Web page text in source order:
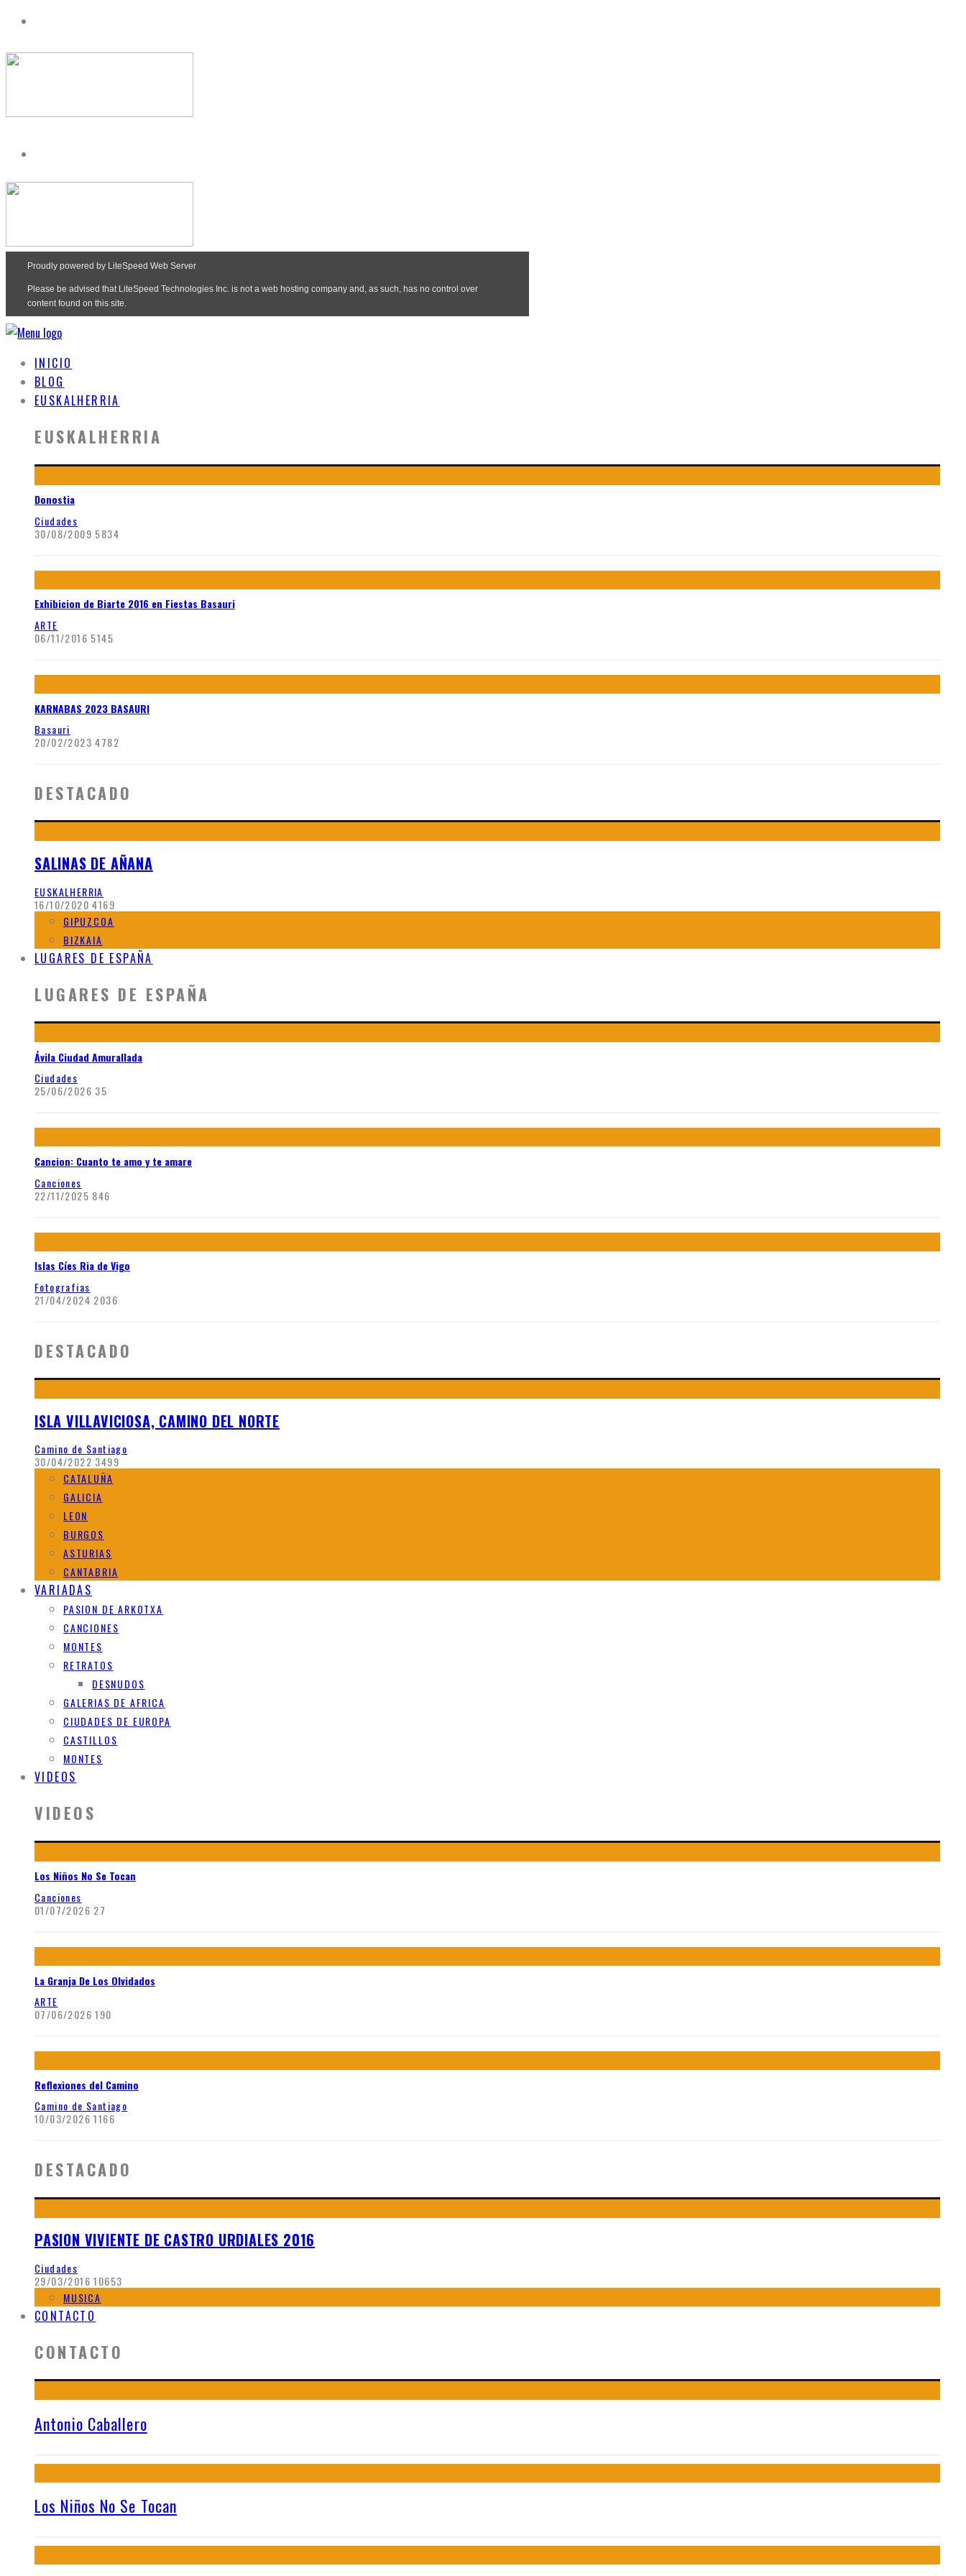
INICIO
BLOG
EUSKALHERRIA
EUSKALHERRIA
Donostia
Ciudades
30/08/2009 5834
Exhibicion de Biarte 2016 en Fiestas Basauri
ARTE
06/11/2016 5145
KARNABAS 2023 BASAURI
Basauri
20/02/2023 4782
DESTACADO
SALINAS DE AÑANA
EUSKALHERRIA
16/10/2020 4169
GIPUZCOA
BIZKAIA
LUGARES DE ESPAÑA
LUGARES DE ESPAÑA
Ávila Ciudad Amurallada
Ciudades
25/06/2026 35
Cancion: Cuanto te amo y te amare
Canciones
22/11/2025 846
Islas Cíes Ria de Vigo
Fotografias
21/04/2024 2036
DESTACADO
ISLA VILLAVICIOSA, CAMINO DEL NORTE
Camino de Santiago
30/04/2022 3499
CATALUÑA
GALICIA
LEON
BURGOS
ASTURIAS
CANTABRIA
VARIADAS
PASION DE ARKOTXA
CANCIONES
MONTES
RETRATOS
DESNUDOS
GALERIAS DE AFRICA
CIUDADES DE EUROPA
CASTILLOS
MONTES
VIDEOS
VIDEOS
Los Niños No Se Tocan
Canciones
01/07/2026 27
La Granja De Los Olvidados
ARTE
07/06/2026 190
Reflexiones del Camino
Camino de Santiago
10/03/2026 1166
DESTACADO
PASION VIVIENTE DE CASTRO URDIALES 2016
Ciudades
29/03/2016 10653
MUSICA
CONTACTO
CONTACTO
Antonio Caballero
Los Niños No Se Tocan